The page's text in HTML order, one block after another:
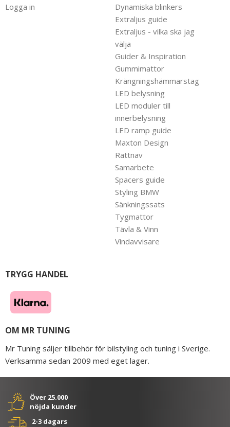
Logga in
Dynamiska blinkers
Extraljus guide
Extraljus - vilka ska jag
välja
Guider & Inspiration
Gummimattor
Krängningshämmarstag
LED belysning
LED moduler till
innerbelysning
LED ramp guide
Maxton Design
Rattnav
Samarbete
Spacers guide
Styling BMW
Sänkningssats
Tygmattor
Tävla & Vinn
Vindavvisare
TRYGG HANDEL
OM MR TUNING
Mr Tuning säljer tillbehör för bilstyling och tuning i Sverige.
Verksamma sedan 2009 med eget lager.
Över 25.000
nöjda kunder
2-3 dagars